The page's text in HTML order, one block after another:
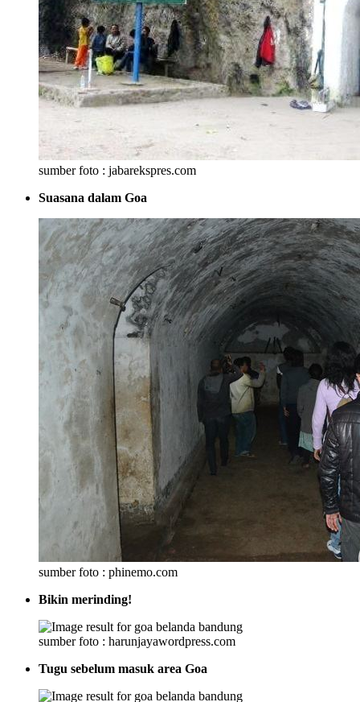
sumber foto : jabarekspres.com
Suasana dalam Goa
sumber foto : phinemo.com
Bikin merinding!
sumber foto : harunjayawordpress.com
Tugu sebelum masuk area Goa